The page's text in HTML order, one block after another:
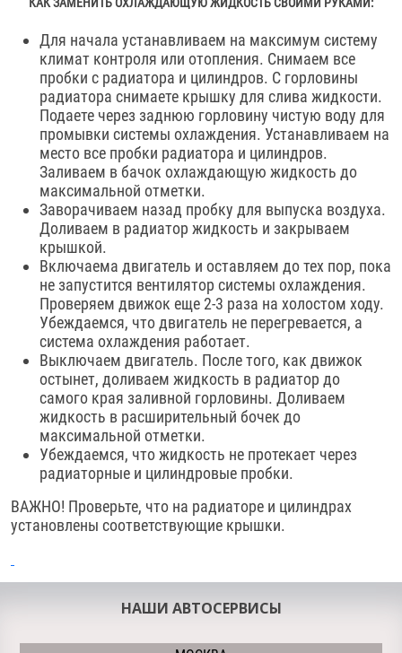
Для начала устанавливаем на максимум систему
климат контроля или отопления. Снимаем все
пробки с радиатора и цилиндров. С горловины
радиатора снимаете крышку для слива жидкости.
Подаете через заднюю горловину чистую воду для
промывки системы охлаждения. Устанавливаем на
место все пробки радиатора и цилиндров.
Заливаем в бачок охлаждающую жидкость до
максимальной отметки.
Заворачиваем назад пробку для выпуска воздуха.
Доливаем в радиатор жидкость и закрываем
крышкой.
Включаема двигатель и оставляем до тех пор, пока
не запустится вентилятор системы охлаждения.
Проверяем движок еще 2-3 раза на холостом ходу.
Убеждаемся, что двигатель не перегревается, а
система охлаждения работает.
Выключаем двигатель. После того, как движок
остынет, доливаем жидкость в радиатор до
самого края заливной горловины. Доливаем
жидкость в расширительный бочек до
максимальной отметки.
Убеждаемся, что жидкость не протекает через
радиаторные и цилиндровые пробки.
ВАЖНО! Проверьте, что на радиаторе и цилиндрах
установлены соответствующие крышки.
НАШИ АВТОСЕРВИСЫ